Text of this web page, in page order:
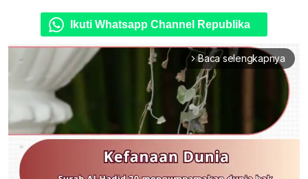
Ikuti Whatsapp Channel Republika
arrow_forward_ios Baca selengkapnya